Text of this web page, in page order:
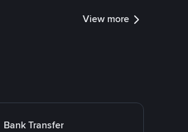
View more
Bank Transfer